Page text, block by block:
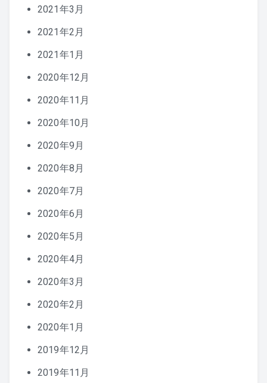
2021年3月
2021年2月
2021年1月
2020年12月
2020年11月
2020年10月
2020年9月
2020年8月
2020年7月
2020年6月
2020年5月
2020年4月
2020年3月
2020年2月
2020年1月
2019年12月
2019年11月